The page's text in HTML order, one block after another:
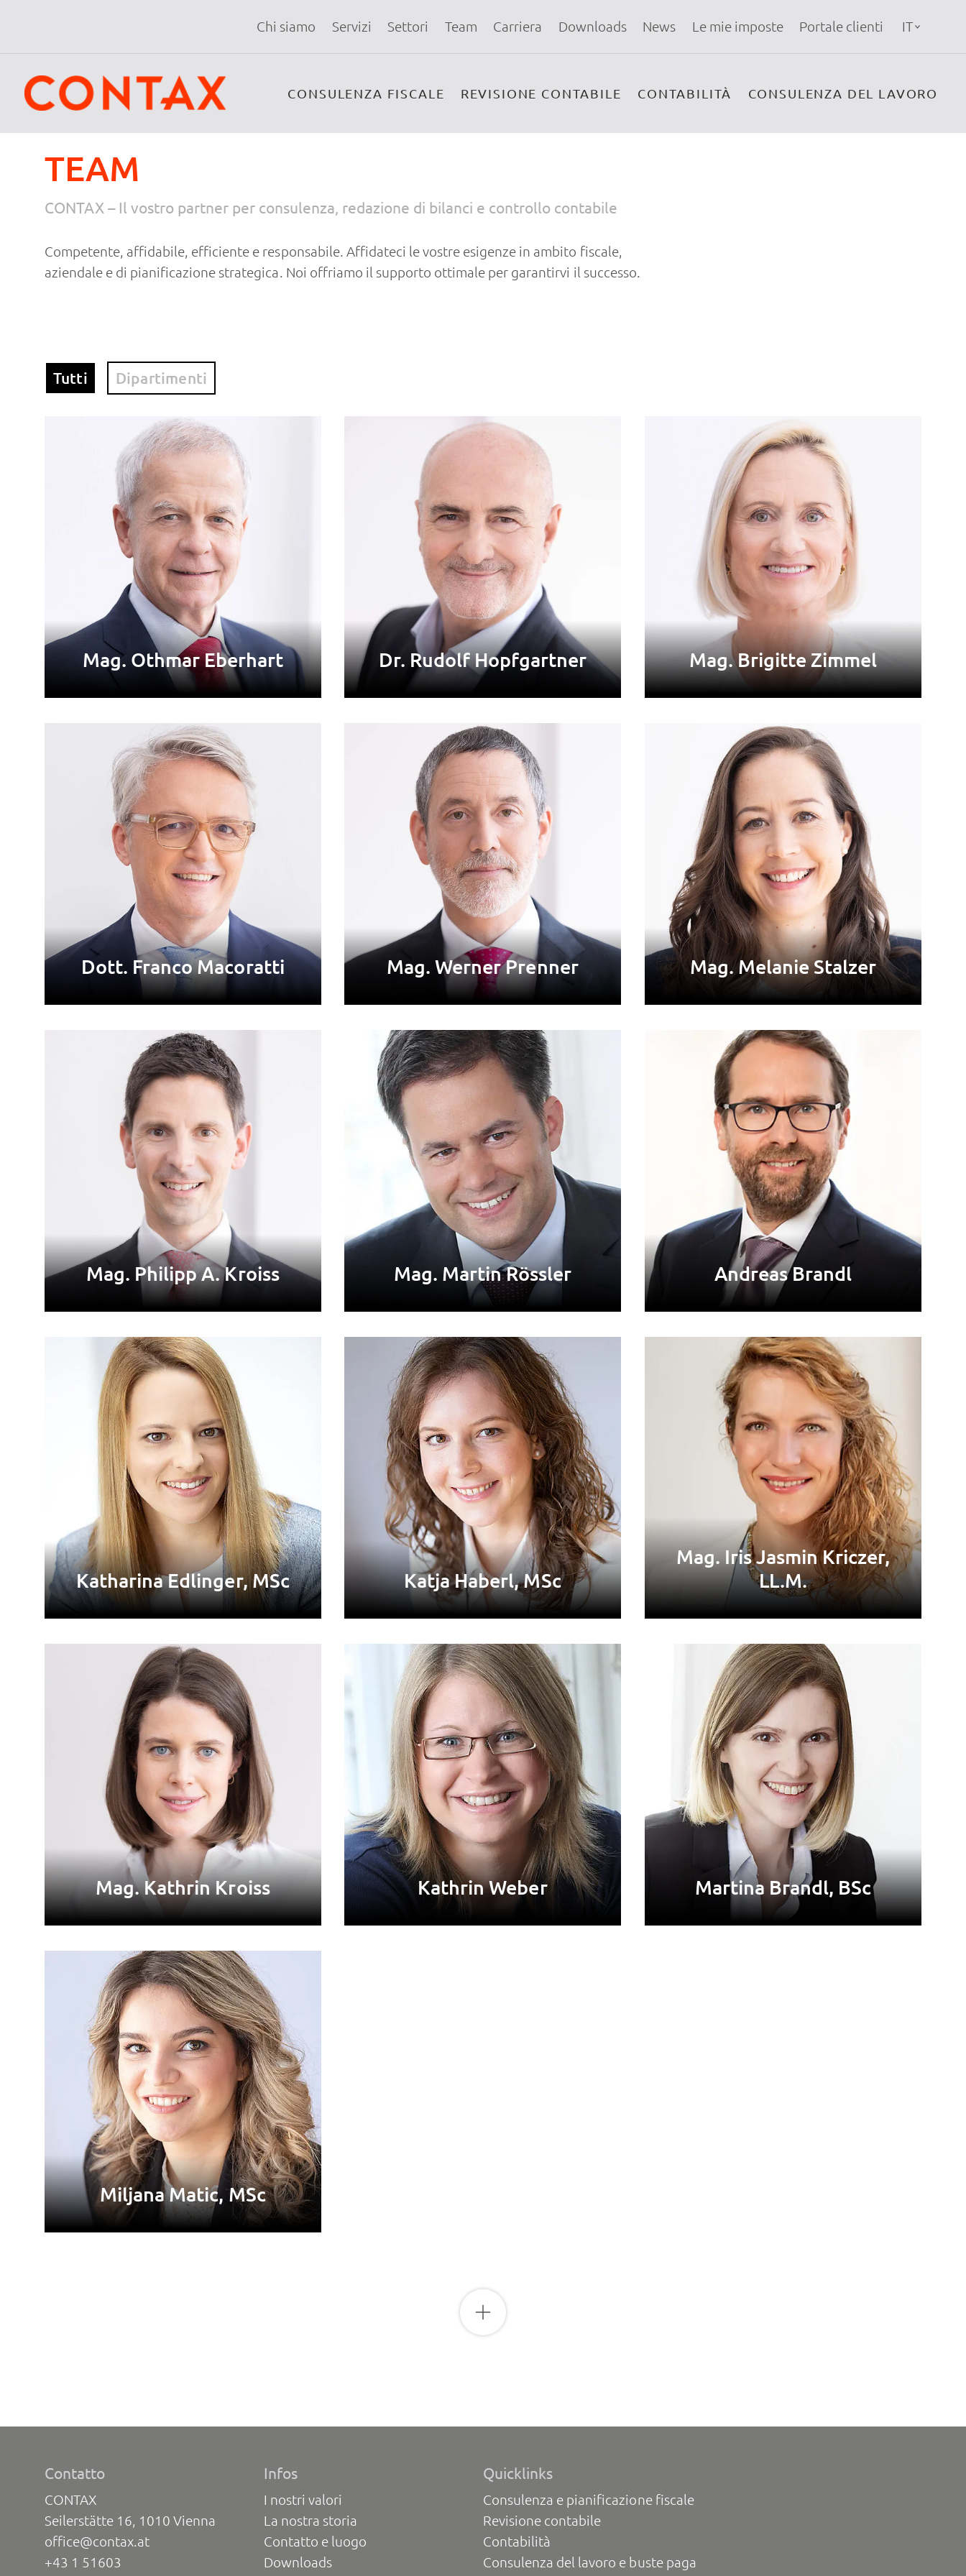
Chi siamo Servizi Settori Team Carriera Downloads News Le mie imposte Portale clienti IT
CONSULENZA FISCALE REVISIONE CONTABILE CONTABILITÀ CONSULENZA DEL LAVORO
TEAM
CONTAX – Il vostro partner per consulenza, redazione di bilanci e controllo contabile
Competente, affidabile, efficiente e responsabile. Affidateci le vostre esigenze in ambito fiscale,
aziendale e di pianificazione strategica. Noi offriamo il supporto ottimale per garantirvi il successo.
Tutti Dipartimenti
Mag. Othmar Eberhart Dr. Rudolf Hopfgartner Mag. Brigitte Zimmel
Dott. Franco Macoratti Mag. Werner Prenner Mag. Melanie Stalzer
Mag. Philipp A. Kroiss Mag. Martin Rössler Andreas Brandl
Katharina Edlinger, MSc Katja Haberl, MSc
Mag. Iris Jasmin Kriczer,
LL.M.
Mag. Kathrin Kroiss Kathrin Weber Martina Brandl, BSc
Miljana Matic, MSc
Contatto
CONTAX
Seilerstätte 16, 1010 Vienna
office@contax.at
+43 1 51603
Infos
I nostri valori
La nostra storia
Contatto e luogo
Downloads
Quicklinks
Consulenza e pianificazione fiscale
Revisione contabile
Contabilità
Consulenza del lavoro e buste paga